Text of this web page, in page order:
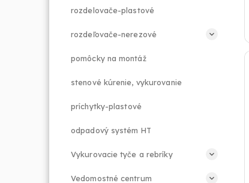
rozdelovače-plastové
rozdeľovače-nerezové
pomôcky na montáž
stenové kúrenie, vykurovanie
príchytky-plastové
odpadový systém HT
Vykurovacie tyče a rebríky
Vedomostné centrum